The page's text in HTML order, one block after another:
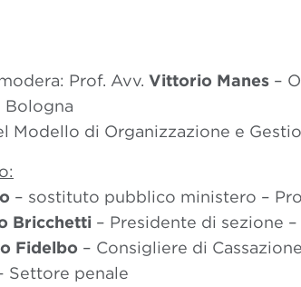
Prof. Avv. Vittorio Manes –
Bologna
Modello di Organizzazione e
– sostituto pubblico ministero –
Bricchetti – Presidente di sezione
Fidelbo – Consigliere di
Settore penale